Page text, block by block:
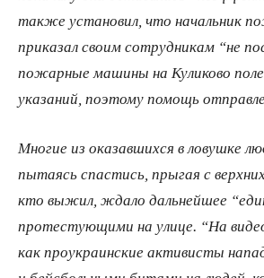
также установил, что начальник
приказал своим сотрудникам “не
пожарные машины на Куликово
указаний, поэтому помощь
Многие из оказавшихся в ловушке
пытаясь спастись, прыгая с
кто выжил, ждало дальнейшее
протестующими на улице. “На
как проукраинские активисты